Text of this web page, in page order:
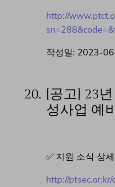
http://
작성일: 2023-
20.
[공고] 23
성사업 예
✅ 지원 소식 상
http://